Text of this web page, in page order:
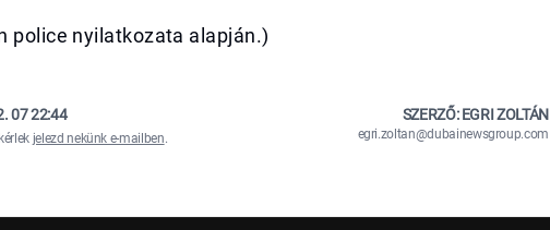
police nyilatkozata alapján.)
07 22:44
jelezd nekünk e-mailben.
SZERZŐ: EGRI ZOLTÁN
egri.zoltan@dubainewsgroup.com